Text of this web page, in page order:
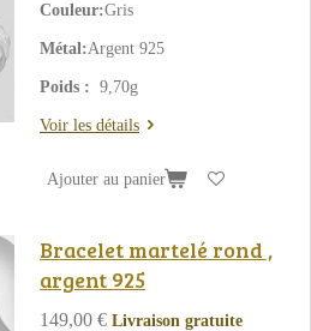
Couleur:Gris
Métal:Argent 925
Poids : 9,70g
Voir les détails
Ajouter au panier
Bracelet martelé rond ,
argent 925
149,00 € Livraison gratuite